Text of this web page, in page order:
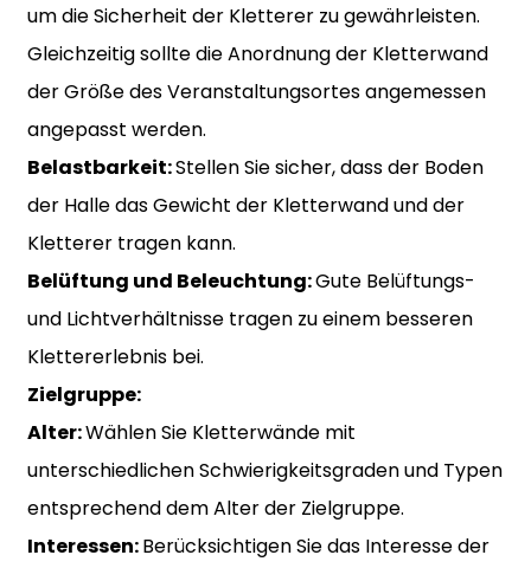
um die Sicherheit der Kletterer zu gewährleisten.
Gleichzeitig sollte die Anordnung der Kletterwand
der Größe des Veranstaltungsortes angemessen
angepasst werden.
Belastbarkeit:Stellen Sie sicher, dass der Boden
der Halle das Gewicht der Kletterwand und der
Kletterer tragen kann.
Belüftung und Beleuchtung:Gute Belüftungs-
und Lichtverhältnisse tragen zu einem besseren
Klettererlebnis bei.
Zielgruppe:
Alter:Wählen Sie Kletterwände mit
unterschiedlichen Schwierigkeitsgraden und Typen
entsprechend dem Alter der Zielgruppe.
Interessen:Berücksichtigen Sie das Interesse der